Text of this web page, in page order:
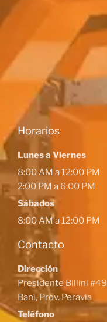
Horarios
Lunes a Viernes
8:00 AM a 12:00 PM
2:00 PM a 6:00 PM
Sábados
8:00 AM a 12:00 PM
Contacto
Dirección
Presidente Billini
Baní, Prov. Peravia
Teléfono